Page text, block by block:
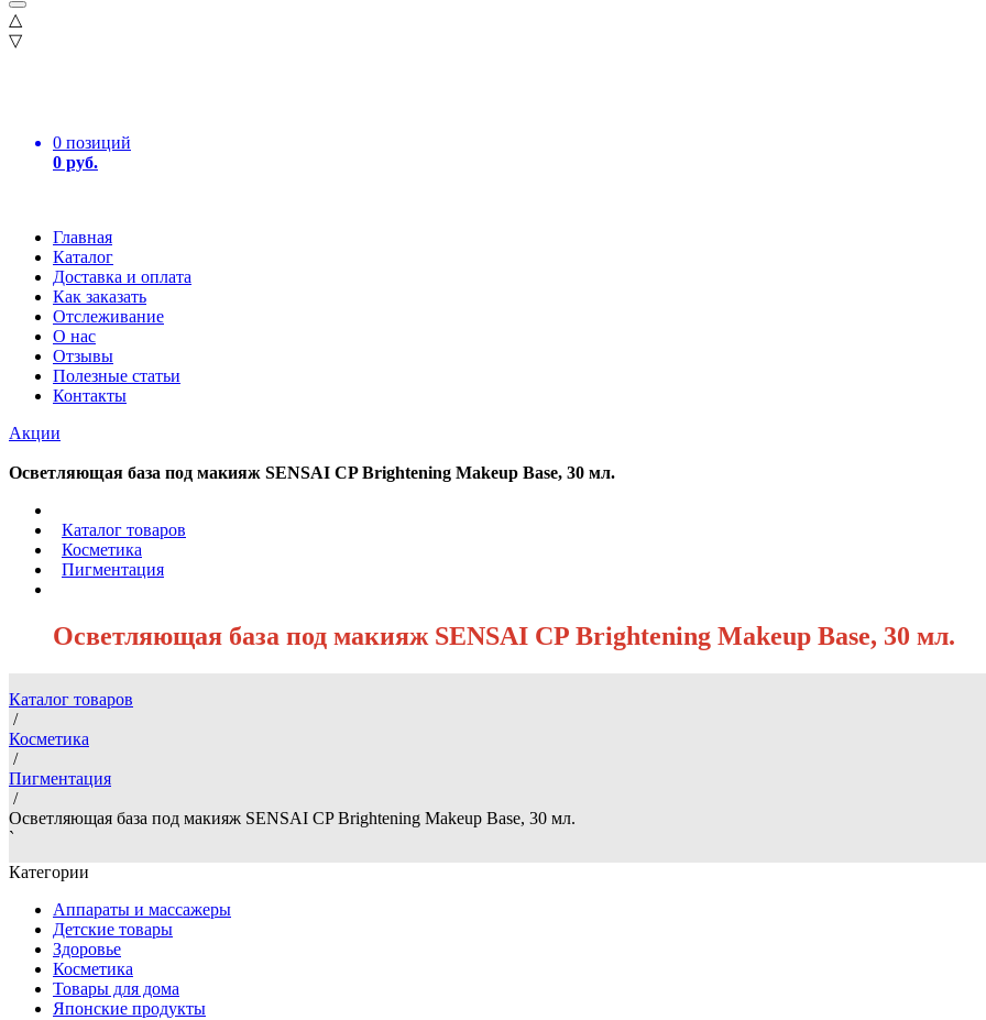
△
▽
0 позиций
0 руб.
Главная
Каталог
Доставка и оплата
Как заказать
Отслеживание
О нас
Отзывы
Полезные статьи
Контакты
Акции
Осветляющая база под макияж SENSAI CP Brightening Makeup Base, 30 мл.
Каталог товаров
Косметика
Пигментация
Осветляющая база под макияж SENSAI CP Brightening Makeup Base, 30 мл.
Каталог товаров
/
Косметика
/
Пигментация
/
Осветляющая база под макияж SENSAI CP Brightening Makeup Base, 30 мл.
`
Категории
Аппараты и массажеры
Детские товары
Здоровье
Косметика
Товары для дома
Японские продукты